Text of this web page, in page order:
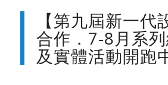
【第九屆新一代
合作．7-8月系
及實體活動開跑